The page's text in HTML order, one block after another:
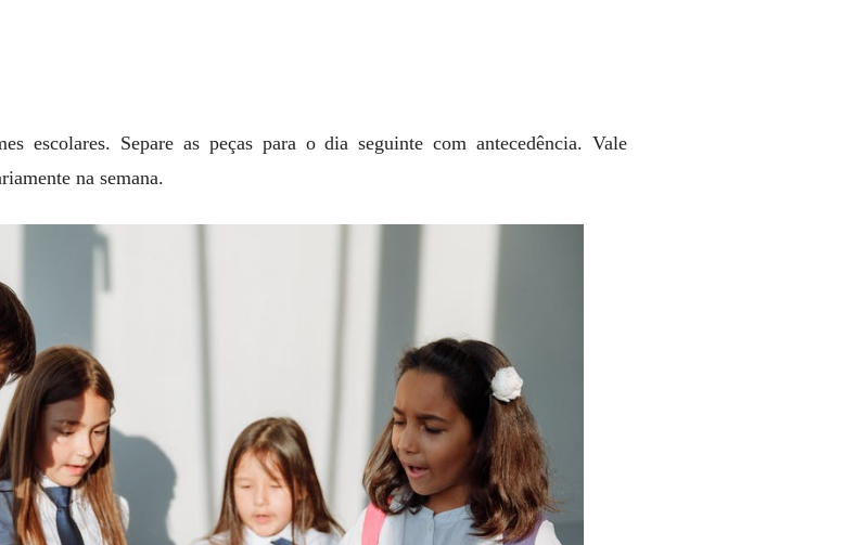
escolares. Separe as peças para o dia seguinte com antecedência. Vale
na semana.